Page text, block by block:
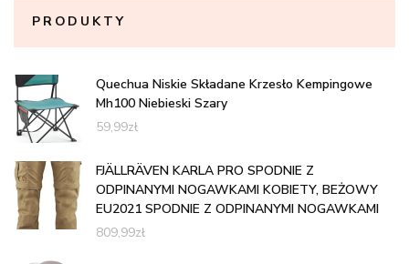
PRODUKTY
Quechua Niskie Składane Krzesło Kempingowe
Mh100 Niebieski Szary
59,99zł
FJÄLLRÄVEN KARLA PRO SPODNIE Z
ODPINANYMI NOGAWKAMI KOBIETY, BEŻOWY
EU2021 SPODNIE Z ODPINANYMI NOGAWKAMI
809,99zł